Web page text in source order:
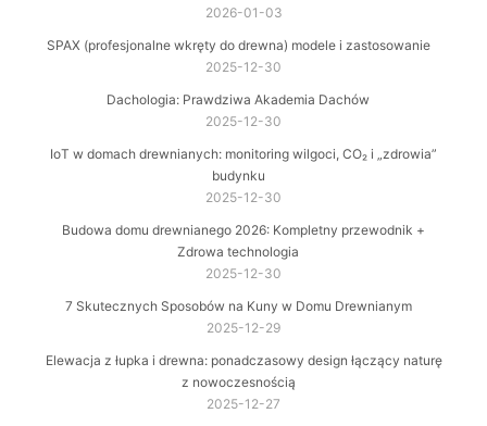
2026-01-03
SPAX (profesjonalne wkręty do drewna) modele i zastosowanie
2025-12-30
Dachologia: Prawdziwa Akademia Dachów
2025-12-30
IoT w domach drewnianych: monitoring wilgoci, CO₂ i „zdrowia”
budynku
2025-12-30
Budowa domu drewnianego 2026: Kompletny przewodnik +
Zdrowa technologia
2025-12-30
7 Skutecznych Sposobów na Kuny w Domu Drewnianym
2025-12-29
Elewacja z łupka i drewna: ponadczasowy design łączący naturę
z nowoczesnością
2025-12-27